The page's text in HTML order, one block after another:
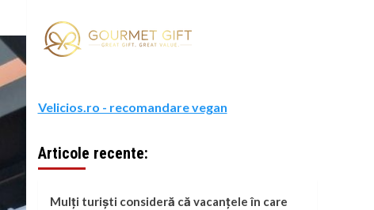
Velicios.ro - recomandare vegan
Articole recente:
Mulți turiști consideră că vacanțele în care